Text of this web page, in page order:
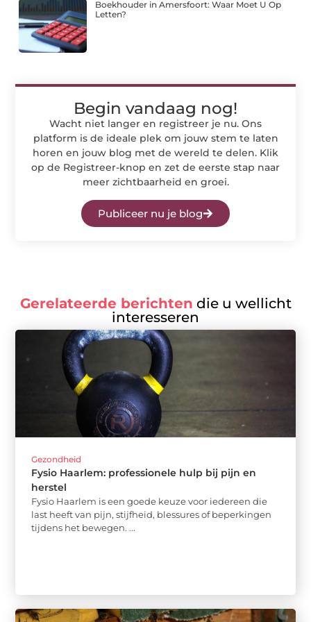
Boekhouder in Amersfoort: Waar Moet U Op
Letten?
Begin vandaag nog!
Wacht niet langer en registreer je nu. Ons
platform is de ideale plek om jouw stem te laten
horen en jouw blog met de wereld te delen. Klik
op de Registreer-knop en zet de eerste stap naar
meer zichtbaarheid en groei.
Publiceer nu je blog
Gerelateerde berichten die u wellicht
interesseren
Gezondheid
Fysio Haarlem: professionele hulp bij pijn en
herstel
Fysio Haarlem is een goede keuze voor iedereen die
last heeft van pijn, stijfheid, blessures of beperkingen
tijdens het bewegen. ...